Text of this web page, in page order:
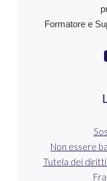
Formatore e
Non essere
Tutela dei diritti